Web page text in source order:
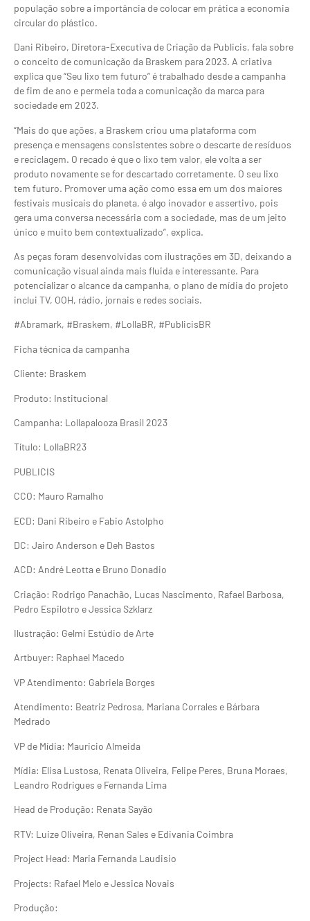
população sobre a importância de colocar em prática a economia
circular do plástico.
Dani Ribeiro, Diretora-Executiva de Criação da Publicis, fala sobre
o conceito de comunicação da Braskem para 2023. A criativa
explica que “Seu lixo tem futuro” é trabalhado desde a campanha
de fim de ano e permeia toda a comunicação da marca para
sociedade em 2023.
“Mais do que ações, a Braskem criou uma plataforma com
presença e mensagens consistentes sobre o descarte de resíduos
e reciclagem. O recado é que o lixo tem valor, ele volta a ser
produto novamente se for descartado corretamente. O seu lixo
tem futuro. Promover uma ação como essa em um dos maiores
festivais musicais do planeta, é algo inovador e assertivo, pois
gera uma conversa necessária com a sociedade, mas de um jeito
único e muito bem contextualizado”, explica.
As peças foram desenvolvidas com ilustrações em 3D, deixando a
comunicação visual ainda mais fluida e interessante. Para
potencializar o alcance da campanha, o plano de mídia do projeto
inclui TV, OOH, rádio, jornais e redes sociais.
#Abramark, #Braskem, #LollaBR, #PublicisBR
Ficha técnica da campanha
Cliente: Braskem
Produto: Institucional
Campanha: Lollapalooza Brasil 2023
Título: LollaBR23
PUBLICIS
CCO: Mauro Ramalho
ECD: Dani Ribeiro e Fabio Astolpho
DC: Jairo Anderson e Deh Bastos
ACD: André Leotta e Bruno Donadio
Criação: Rodrigo Panachão, Lucas Nascimento, Rafael Barbosa,
Pedro Espilotro e Jessica Szklarz
Ilustração: Gelmi Estúdio de Arte
Artbuyer: Raphael Macedo
VP Atendimento: Gabriela Borges
Atendimento: Beatriz Pedrosa, Mariana Corrales e Bárbara
Medrado
VP de Mídia: Mauricio Almeida
Mídia: Elisa Lustosa, Renata Oliveira, Felipe Peres, Bruna Moraes,
Leandro Rodrigues e Fernanda Lima
Head de Produção: Renata Sayão
RTV: Luize Oliveira, Renan Sales e Edivania Coimbra
Project Head: Maria Fernanda Laudisio
Projects: Rafael Melo e Jessica Novais
Produção: